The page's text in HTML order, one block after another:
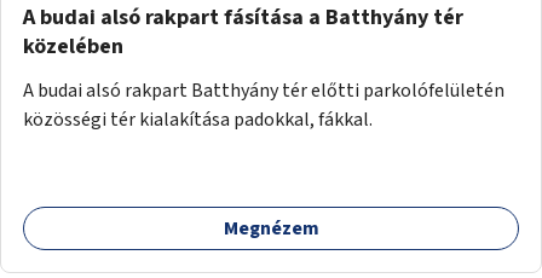
A budai alsó rakpart fásítása a Batthyány tér
közelében
A budai alsó rakpart Batthyány tér előtti parkolófelületén
közösségi tér kialakítása padokkal, fákkal.
Megnézem